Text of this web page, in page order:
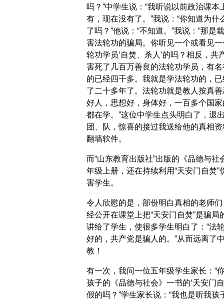
吗？”中学生说：“我听说以前政治课本
有，现在没有了。”我说：“你知道为什
了吗？”他说：“不知道。”我说：“那是
害法轮功的骗局。你听见一个或看见一
轮功学员‘自焚、杀人’的吗？相反，共
害死了几百万善良的法轮功学员，有名
的已经四千多。我就是学法轮功的，已
了二十多年了。法轮功就是教人按真善
好人，思想好，身体好，一百多个国家
都在学。”这位中学生点头明白了，退
团、队，惊喜的接过我送给他的真相
翻墙软件。
而“山东教育出版社”出版的《品德与社
年级上册，还在持续利用“天安门自焚”
害学生。
令人欣慰的是，部份明白真相的老师们
经公开在课堂上把“天安门自焚”是骗局
讲给了学生，使很多学生明白了：“法
好的，共产党是骗人的。”从而远离了
教！
有一次，我问一位五年级学生家长：“
孩子的《品德与社会》一书的‘天安门
假的吗？”学生家长说：“我也是听我孩